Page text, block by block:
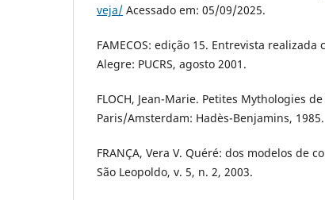
veja/ Acessado em: 05/09/2025.
FAMECOS: edição 15. Entrevista
Alegre: PUCRS, agosto 2001.
FLOCH, Jean-Marie. Petites Mythologies
Paris/Amsterdam: Hadès-Benjamins, 1985.
FRANÇA, Vera V. Quéré: dos modelos de
São Leopoldo, v. 5, n. 2, 2003.